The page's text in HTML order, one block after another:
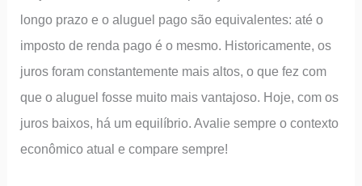
longo prazo e o aluguel pago são equivalentes: até o
imposto de renda pago é o mesmo. Historicamente, os
juros foram constantemente mais altos, o que fez com
que o aluguel fosse muito mais vantajoso. Hoje, com os
juros baixos, há um equilíbrio. Avalie sempre o contexto
econômico atual e compare sempre!